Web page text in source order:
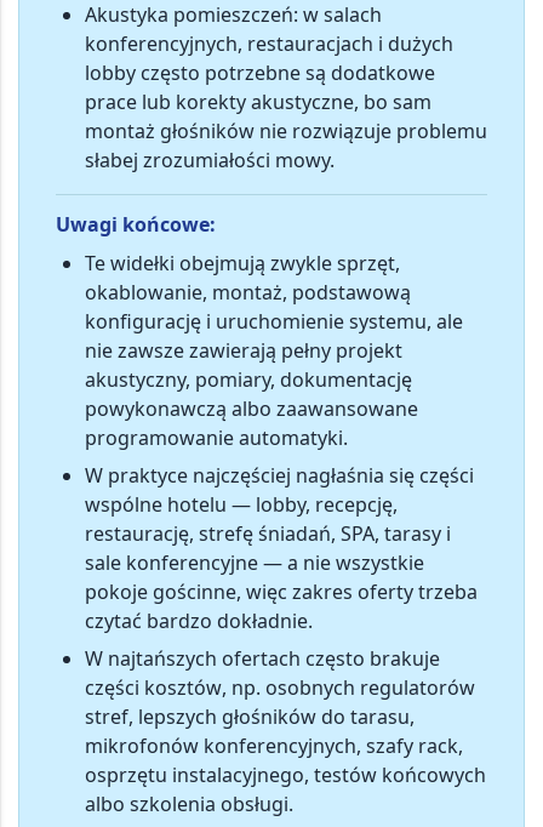
Akustyka pomieszczeń: w salach
konferencyjnych, restauracjach i dużych
lobby często potrzebne są dodatkowe
prace lub korekty akustyczne, bo sam
montaż głośników nie rozwiązuje problemu
słabej zrozumiałości mowy.
Uwagi końcowe:
Te widełki obejmują zwyklesprzęt,
okablowanie, montaż, podstawową
konfigurację i uruchomienie systemu, ale
nie zawsze zawierają pełny projekt
akustyczny, pomiary, dokumentację
powykonawczą albo zaawansowane
programowanie automatyki.
W praktyce najczęściej nagłaśnia się części
wspólne hotelu — lobby, recepcję,
restaurację, strefę śniadań, SPA, tarasy i
sale konferencyjne — a nie wszystkie
pokoje gościnne, więc zakres oferty trzeba
czytać bardzo dokładnie.
W najtańszych ofertach często brakuje
części kosztów, np. osobnych regulatorów
stref, lepszych głośników do tarasu,
mikrofonów konferencyjnych, szafy rack,
osprzętu instalacyjnego, testów końcowych
albo szkolenia obsługi.